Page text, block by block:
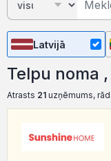
Latvijā
Telpu noma
Atrasts 21 uzņēmums,